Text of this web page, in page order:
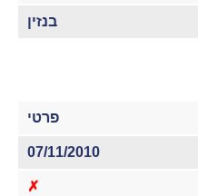
בנזין
פרטי
07/11/2010
✗